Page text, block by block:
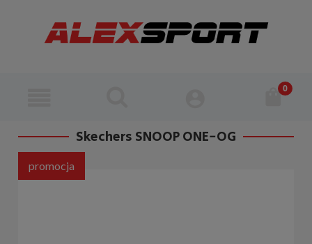
Skechers SNOOP ONE-OG
promocja